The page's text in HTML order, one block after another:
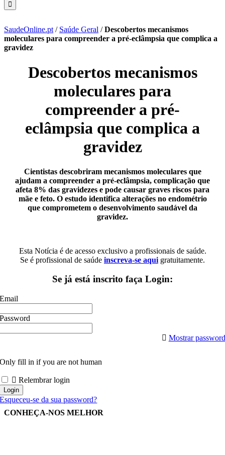
SaudeOnline.pt / Saúde Geral /Descobertos mecanismos
moleculares para compreender a pré-eclâmpsia que complica a
gravidez
Descobertos mecanismos
moleculares para
compreender a pré-
eclâmpsia que complica a
gravidez
Cientistas descobriram mecanismos moleculares que
ajudam a compreender a pré-eclâmpsia, complicação que
afeta 8% das gravidezes e pode causar graves riscos para
mãe e feto. O estudo identifica alterações no endométrio
que comprometem o desenvolvimento saudável da
gravidez.
Esta Notícia é de acesso exclusivo a profissionais de saúde.
Se é profissional de saúde inscreva-se aqui gratuitamente.
Se já está inscrito faça Login:
Email
Password
Mostrar password
Only fill in if you are not human
Relembrar login
Esqueceu-se da sua password?
CONHEÇA-NOS MELHOR